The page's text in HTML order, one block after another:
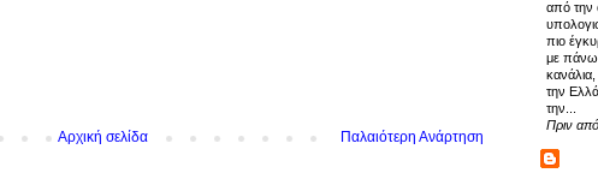
Παλαιότερη Ανάρτηση
Αρχική σελίδα
από την
πιο
με
την
την...
Πριν